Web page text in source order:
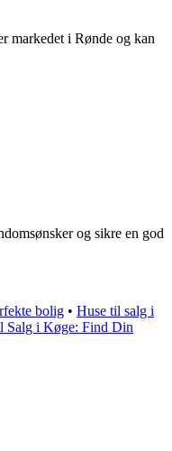
markedet i Rønde og kan
og sikre en god
bolig • Huse til salg i
Salg i Køge: Find Din